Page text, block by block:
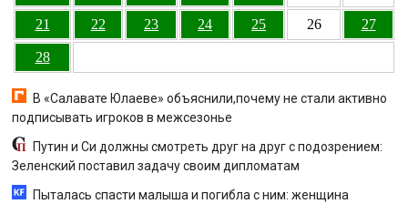
21 22 23 24 25 26 27
28
В «Салавате Юлаеве» объяснили,почему не стали активно
подписывать игроков в межсезонье
Путин и Си должны смотреть друг на друг с подозрением:
Зеленский поставил задачу своим дипломатам
Пыталась спасти малыша и погибла с ним: женщина